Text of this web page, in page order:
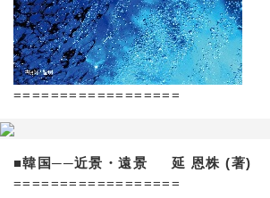
==================
■韓国──近景・遠景 延 恩株 (著)
==================